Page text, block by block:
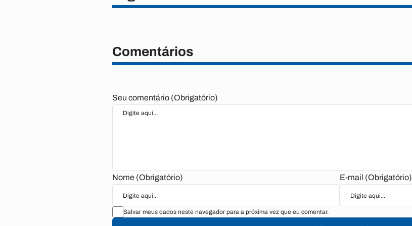
Comentários
Seu comentário (Obrigatório)
Nome (Obrigatório) E-mail (Obrigatório)
Salvar meus dados neste navegador para a próxima vez que eu comentar.